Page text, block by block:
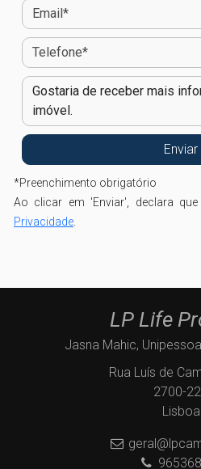
*Preenchimento obrigatório
Ao clicar em 'Enviar', declara
Privacidade
LP Life
Jasna Mahic,
Rua Luís de
2700-
Lisboa